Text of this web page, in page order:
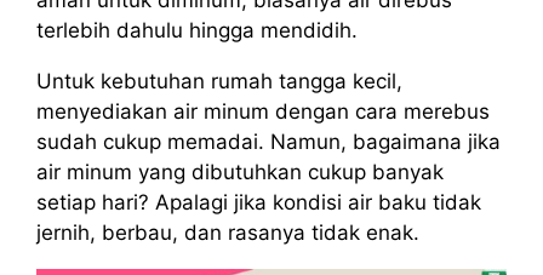
terlebih dahulu hingga mendidih.
Untuk kebutuhan rumah tangga kecil,
menyediakan air minum dengan cara merebus
sudah cukup memadai. Namun, bagaimana jika
air minum yang dibutuhkan cukup banyak
setiap hari? Apalagi jika kondisi air baku tidak
jernih, berbau, dan rasanya tidak enak.